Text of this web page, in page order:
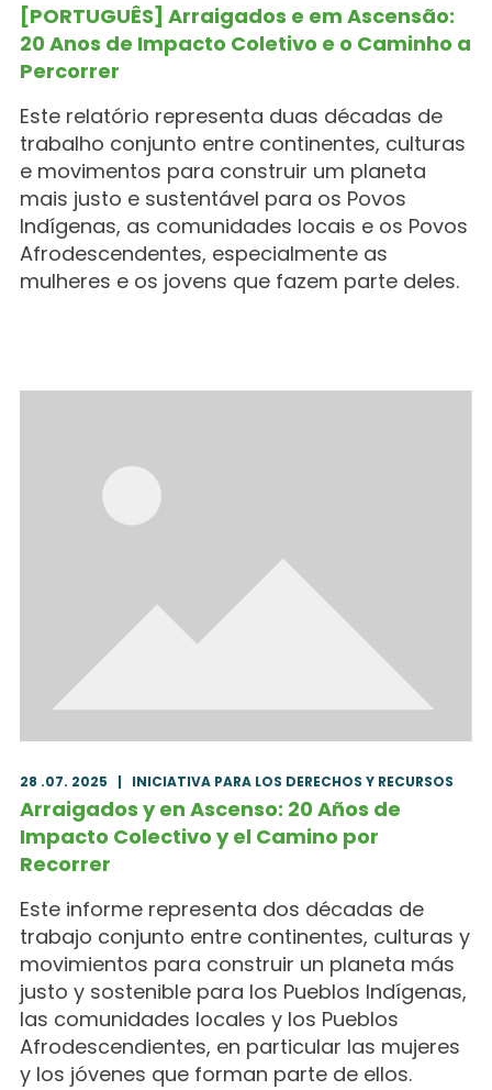
[PORTUGUÊS] Arraigados e em Ascensão:
20 Anos de Impacto Coletivo e o Caminho a
Percorrer
Este relatório representa duas décadas de
trabalho conjunto entre continentes, culturas
e movimentos para construir um planeta
mais justo e sustentável para os Povos
Indígenas, as comunidades locais e os Povos
Afrodescendentes, especialmente as
mulheres e os jovens que fazem parte deles.
28 .07. 2025 INICIATIVA PARA LOS DERECHOS Y RECURSOS
Arraigados y en Ascenso: 20 Años de
Impacto Colectivo y el Camino por
Recorrer
Este informe representa dos décadas de
trabajo conjunto entre continentes, culturas y
movimientos para construir un planeta más
justo y sostenible para los Pueblos Indígenas,
las comunidades locales y los Pueblos
Afrodescendientes, en particular las mujeres
y los jóvenes que forman parte de ellos.